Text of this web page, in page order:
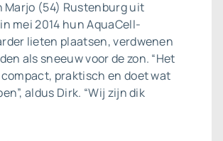
Marjo (54) Rustenburg uit
mei 2014 hun AquaCell-
lieten plaatsen, verdwenen
als sneeuw voor de zon. “Het
praktisch en doet wat
aldus Dirk. “Wij zijn dik